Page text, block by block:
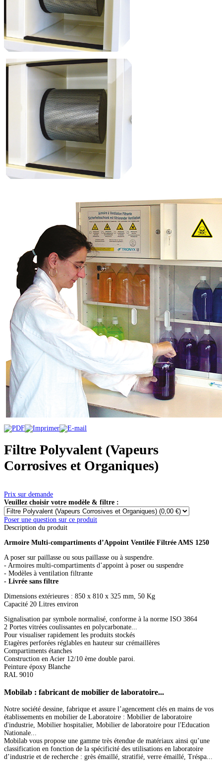
Filtre Polyvalent (Vapeurs
Corrosives et Organiques)
Prix sur demande
Veuillez choisir votre modèle & filtre :
Poser une question sur ce produit
Description du produit
Armoire Multi-compartiments d’Appoint Ventilée Filtrée AMS 1250
A poser sur paillasse ou sous paillasse ou à suspendre.
- Armoires multi-compartiments d’appoint à poser ou suspendre
- Modèles à ventilation filtrante
- Livrée sans filtre
Dimensions extérieures : 850 x 810 x 325 mm, 50 Kg
Capacité 20 Litres environ
Signalisation par symbole normalisé, conforme à la norme ISO 3864
2 Portes vitrées coulissantes en polycarbonate...
Pour visualiser rapidement les produits stockés
Etagères perforées réglables en hauteur sur crémaillères
Compartiments étanches
Construction en Acier 12/10 ème double paroi.
Peinture époxy Blanche
RAL 9010
Mobilab : fabricant de mobilier de laboratoire...
Notre société dessine, fabrique et assure l’agencement clés en mains de vos
établissements en mobilier de Laboratoire : Mobilier de laboratoire
d'industrie, Mobilier hospitalier, Mobilier de laboratoire pour l'Education
Nationale...
Mobilab vous propose une gamme très étendue de matériaux ainsi qu’une
classification en fonction de la spécificité des utilisations en laboratoire
d’industrie et de recherche : grès émaillé, stratifié, verre émaillé, Tréspa...